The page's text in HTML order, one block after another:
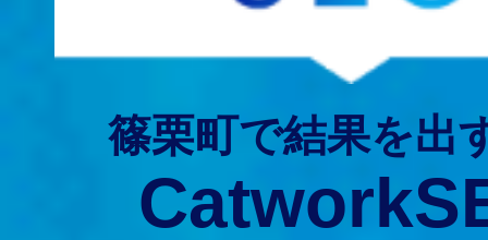
篠栗町で結果を出